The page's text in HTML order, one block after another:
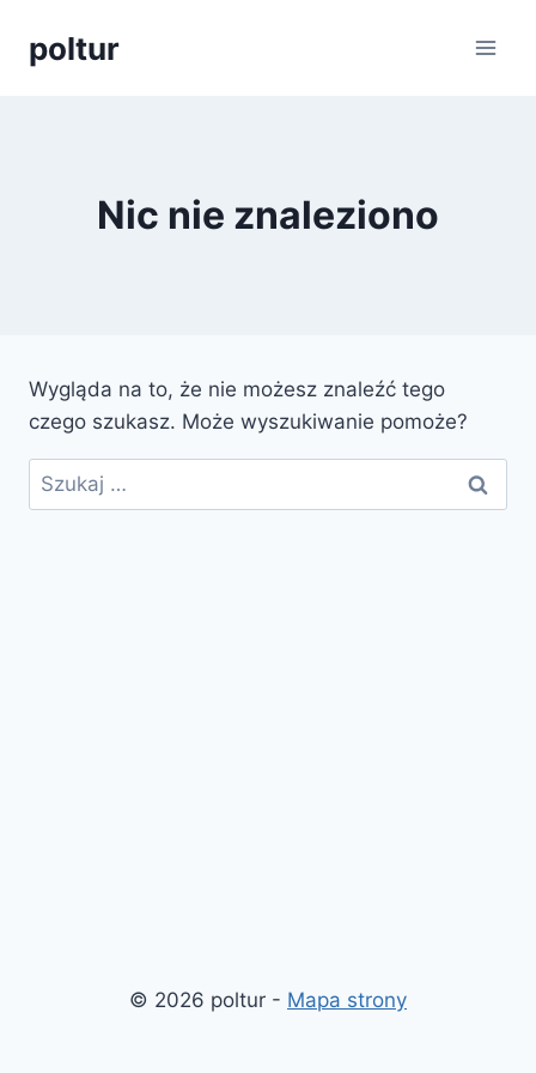
poltur
Nic nie znaleziono
Wygląda na to, że nie możesz znaleźć tego
czego szukasz. Może wyszukiwanie pomoże?
Szukaj:
© 2026 poltur - Mapa strony